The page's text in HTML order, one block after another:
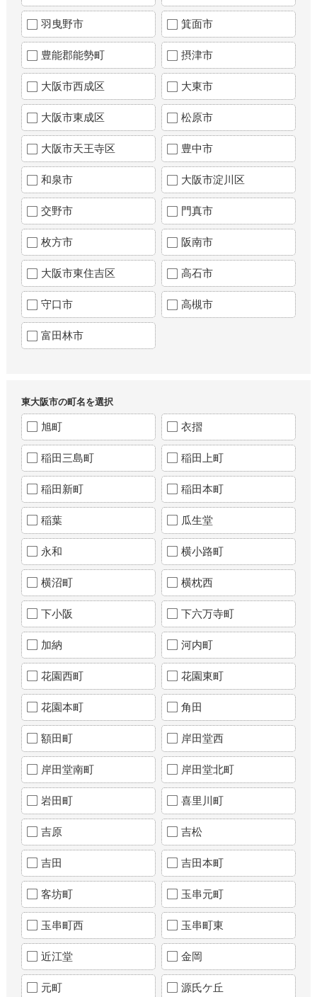
羽曳野市 箕面市
豊能郡能勢町 摂津市
大阪市西成区 大東市
大阪市東成区 松原市
大阪市天王寺区 豊中市
和泉市 大阪市淀川区
交野市 門真市
枚方市 阪南市
大阪市東住吉区 高石市
守口市 高槻市
富田林市
東大阪市の町名を選択
旭町 衣摺
稲田三島町 稲田上町
稲田新町 稲田本町
稲葉 瓜生堂
永和 横小路町
横沼町 横枕西
下小阪 下六万寺町
加納 河内町
花園西町 花園東町
花園本町 角田
額田町 岸田堂西
岸田堂南町 岸田堂北町
岩田町 喜里川町
吉原 吉松
吉田 吉田本町
客坊町 玉串元町
玉串町西 玉串町東
近江堂 金岡
元町 源氏ケ丘